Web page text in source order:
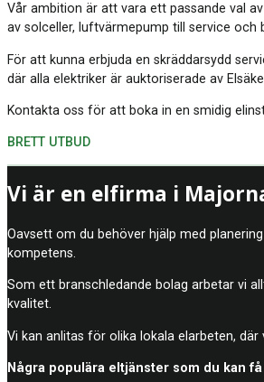
Vår ambition är att vara ett passande val
av solceller, luftvärmepump till service och
För att kunna erbjuda en skräddarsydd
där alla elektriker är auktoriserade av
Kontakta oss för att boka in en smidig
BRETT UTBUD
Vi är en elfirma i
Oavsett om du behöver hjälp med
kompetens.
Som ett branschledande bolag arbetar vi
kvalitet.
Vi kan anlitas för olika lokala elarbeten,
Några populära eltjänster som du kan